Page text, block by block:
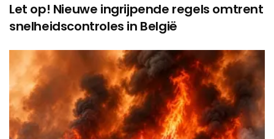
Let op! Nieuwe ingrijpende regels omtrent
snelheidscontroles in België